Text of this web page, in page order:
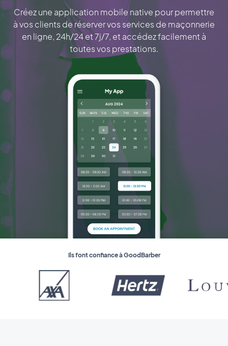
Créez une application mobile native pour permettre
à vos clients de réserver vos services de maçonnerie
en ligne, 24h/24 et 7j/7, et accédez facilement à
toutes vos prestations.
Ils font confiance à GoodBarber